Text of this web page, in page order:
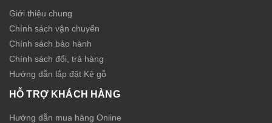
Giới thiệu chung
Chính sách vận chuyển
Chính sách bảo hành
Chính sách đổi, trả hàng
Hướng dẫn lắp đặt Kệ gỗ
HỖ TRỢ KHÁCH HÀNG
Hướng dẫn mua hàng Online